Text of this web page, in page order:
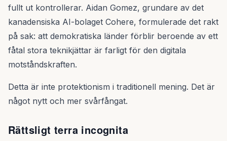
fullt ut kontrollerar. Aidan Gomez, grundare av det
kanadensiska AI-bolaget Cohere, formulerade det rakt
på sak: att demokratiska länder förblir beroende av ett
fåtal stora teknikjättar är farligt för den digitala
motståndskraften.
Detta är inte protektionism i traditionell mening. Det är
något nytt och mer svårfångat.
Rättsligt terra incognita